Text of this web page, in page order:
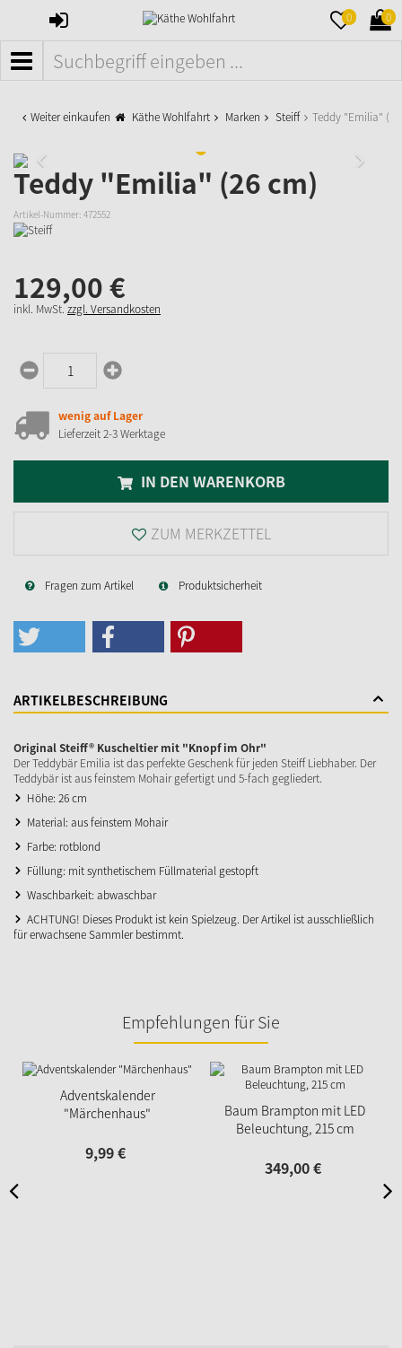
ANMELDEN 0 0
MENÜ
Weiter einkaufen Käthe Wohlfahrt Marken Steiff Teddy "Emilia"
Teddy "Emilia" (26 cm)
Artikel-Nummer: 472552
129,00€
inkl. MwSt.zzgl. Versandkosten
wenig auf Lager
Lieferzeit 2-3 Werktage
IN DEN WARENKORB
ZUM MERKZETTEL
Fragen zum Artikel Produktsicherheit
ARTIKELBESCHREIBUNG
Original Steiff® Kuscheltier mit "Knopf im Ohr"
Der Teddybär Emilia ist das perfekte Geschenk für jeden Steiff Liebhaber. Der
Teddybär ist aus feinstem Mohair gefertigt und 5-fach gegliedert.
Höhe: 26 cm
Material: aus feinstem Mohair
Farbe: rotblond
Füllung: mit synthetischem Füllmaterial gestopft
Waschbarkeit: abwaschbar
ACHTUNG! Dieses Produkt ist kein Spielzeug. Der Artikel ist ausschließlich
für erwachsene Sammler bestimmt.
Empfehlungen für Sie
Adventskalender
"Märchenhaus"
9,99€
Baum Brampton mit LED
Beleuchtung, 215 cm
349,00€